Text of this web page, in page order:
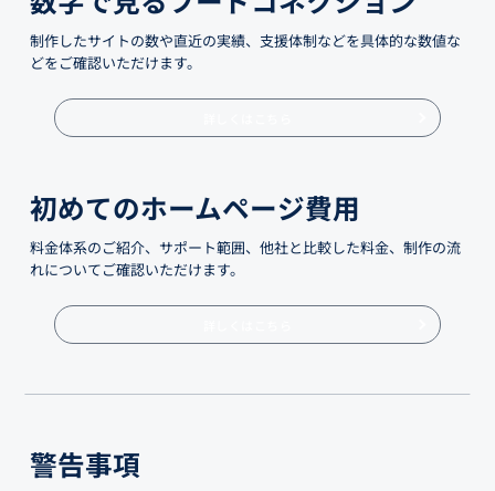
制作したサイトの数や直近の実績、支援体制などを具体的な数値な
どをご確認いただけます。
初めてのホームページ費用
料金体系のご紹介、サポート範囲、他社と比較した料金、制作の流
れについてご確認いただけます。
警告事項